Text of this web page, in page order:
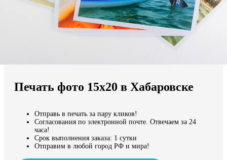
Мы доставляем по всему миру
Продолжить без города
Печать фото 15х20 в Хабаровске
Отправь в печать за пару кликов!
Согласования по электронной почте. Отвечаем за 24
часа!
Срок выполнения заказа: 1 сутки
Отправим в любой город РФ и мира!